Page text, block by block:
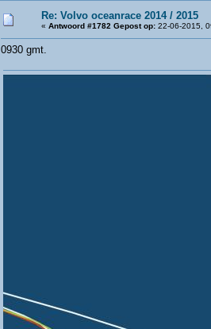
Re: Volvo oceanrace 2014 / 2015
« Antwoord #1782 Gepost op: 22-06-2015,
0930 gmt.